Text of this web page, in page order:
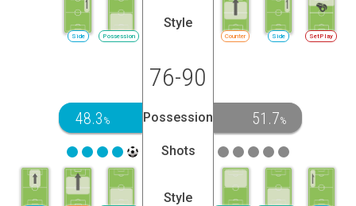
Possession
Side
Style
Counter Side SetPlay
76-90
48.3 % Possession 51.7%
Shots
Style